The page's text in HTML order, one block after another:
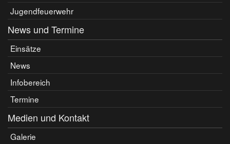
Jugendfeuerwehr
News und Termine
Einsätze
News
Infobereich
Termine
Medien und Kontakt
Galerie